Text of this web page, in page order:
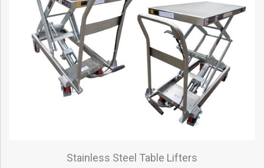
Stainless Steel Table Lifters